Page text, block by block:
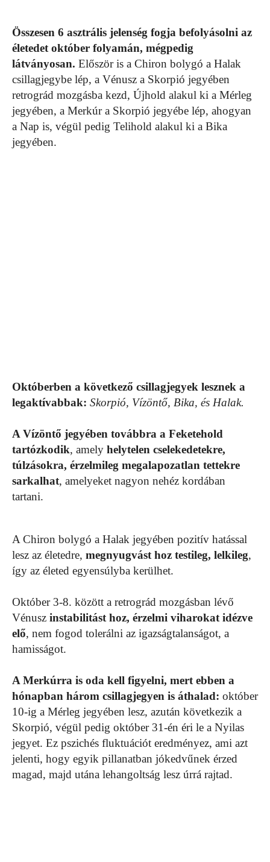
Összesen 6 asztrális jelenség fogja befolyásolni az
életedet október folyamán, mégpedig
látványosan. Először is a Chiron bolygó a Halak
csillagjegybe lép, a Vénusz a Skorpió jegyében
retrográd mozgásba kezd, Újhold alakul ki a Mérleg
jegyében, a Merkúr a Skorpió jegyébe lép, ahogyan
a Nap is, végül pedig Telihold alakul ki a Bika
jegyében.
Októberben a következő csillagjegyek lesznek a
legaktívabbak: Skorpió, Vízöntő, Bika, és Halak.
A Vízöntő jegyében továbbra a Feketehold
tartózkodik, amely helytelen cselekedetekre,
túlzásokra, érzelmileg megalapozatlan tettekre
sarkalhat, amelyeket nagyon nehéz kordában
tartani.
A Chiron bolygó a Halak jegyében pozitív hatással
lesz az életedre, megnyugvást hoz testileg, lelkileg,
így az életed egyensúlyba kerülhet.
Október 3-8. között a retrográd mozgásban lévő
Vénusz instabilitást hoz, érzelmi viharokat idézve
elő, nem fogod tolerálni az igazságtalanságot, a
hamisságot.
A Merkúrra is oda kell figyelni, mert ebben a
hónapban három csillagjegyen is áthalad: október
10-ig a Mérleg jegyében lesz, azután következik a
Skorpió, végül pedig október 31-én éri le a Nyilas
jegyet. Ez pszichés fluktuációt eredményez, ami azt
jelenti, hogy egyik pillanatban jókedvűnek érzed
magad, majd utána lehangoltság lesz úrrá rajtad.